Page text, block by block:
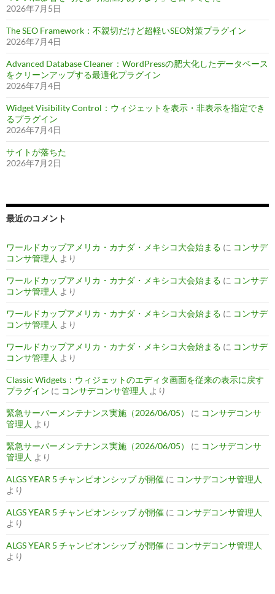
2026年7月5日
The SEO Framework：不親切だけど超軽いSEO対策プラグイン
2026年7月4日
Advanced Database Cleaner：WordPressの肥大化したデータベース
をクリーンアップする最適化プラグイン
2026年7月4日
Widget Visibility Control：ウィジェットを表示・非表示を指定でき
るプラグイン
2026年7月4日
サイトが落ちた
2026年7月2日
最近のコメント
ワールドカップアメリカ・カナダ・メキシコ大会始まる に コンサデ
コンサ管理人 より
ワールドカップアメリカ・カナダ・メキシコ大会始まる に コンサデ
コンサ管理人 より
ワールドカップアメリカ・カナダ・メキシコ大会始まる に コンサデ
コンサ管理人 より
ワールドカップアメリカ・カナダ・メキシコ大会始まる に コンサデ
コンサ管理人 より
Classic Widgets：ウィジェットのエディタ画面を従来の表示に戻す
プラグイン に コンサデコンサ管理人 より
緊急サーバーメンテナンス実施（2026/06/05） に コンサデコンサ
管理人 より
緊急サーバーメンテナンス実施（2026/06/05） に コンサデコンサ
管理人 より
ALGS YEAR 5 チャンピオンシップ が開催 に コンサデコンサ管理人
より
ALGS YEAR 5 チャンピオンシップ が開催 に コンサデコンサ管理人
より
ALGS YEAR 5 チャンピオンシップ が開催 に コンサデコンサ管理人
より